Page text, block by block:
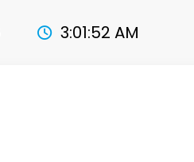
3:01:53 AM